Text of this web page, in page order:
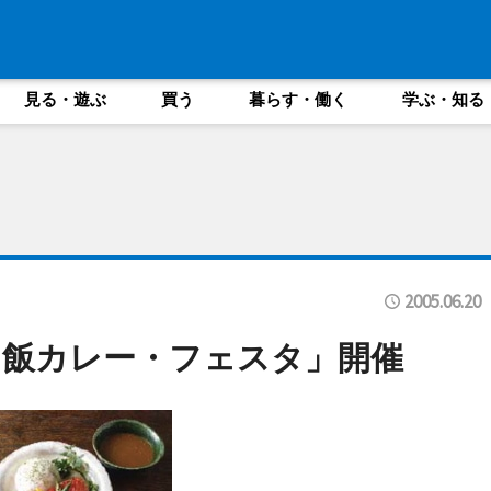
見る・遊ぶ 買う 暮らす・働く 学ぶ・知る
2005.06.20
カレー・フェスタ」開催